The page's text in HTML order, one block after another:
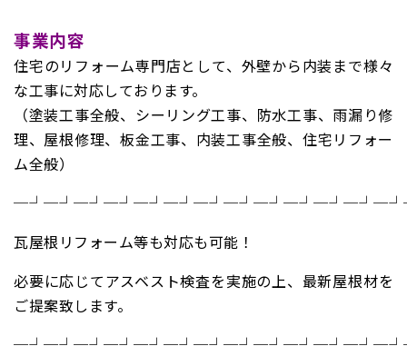
事業内容
住宅のリフォーム専門店として、外壁から内装まで様々
な工事に対応しております。
（塗装工事全般、シーリング工事、防水工事、雨漏り修
理、屋根修理、板金工事、内装工事全般、住宅リフォー
ム全般）
瓦屋根リフォーム等も対応も可能！
必要に応じてアスベスト検査を実施の上、最新屋根材を
ご提案致します。